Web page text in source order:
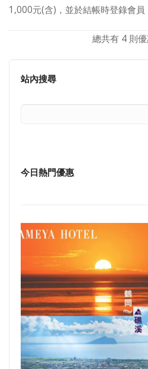
1,000元(含)，並於結帳時登錄會
總共有 4 則
站內搜尋
今日熱門優惠